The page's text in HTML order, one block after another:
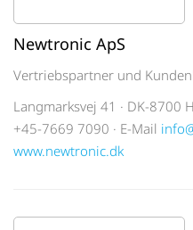
Newtronic ApS
Vertriebspartner und
Langmarksvej 41 · DK-8700
+45-7669 7090 · E-Mail
www.newtronic.dk